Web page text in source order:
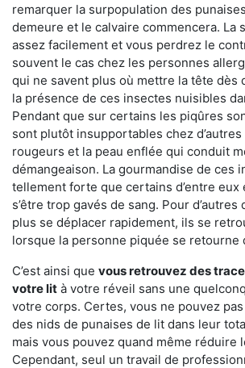
remarquer la surpopulation des
demeure et le calvaire commencera. La
assez facilement et vous perdrez le
souvent le cas chez les personnes
qui ne savent plus où mettre la tête dès
la présence de ces insectes nuisibles
Pendant que sur certains les piqûres
sont plutôt insupportables chez d’autres
rougeurs et la peau enflée qui conduit
démangeaison. La gourmandise de ces
tellement forte que certains d’entre eux
s’être trop gavés de sang. Pour
plus se déplacer rapidement, ils se
lorsque la personne piquée se retourne
C’est ainsi que vous retrouvez des
votre lit à votre réveil sans une
votre corps. Certes, vous ne pouvez
des nids de punaises de lit dans leur
mais vous pouvez quand même réduire
Cependant, seul un travail de